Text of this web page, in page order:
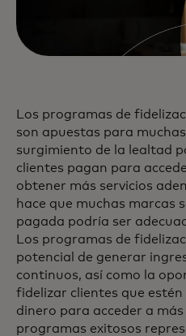
Los programas de
son apuestas para
surgimiento de la lealtad
clientes pagan para
obtener más servicios
hace que muchas marcas
pagada podría ser
Los programas de
potencial de generar
continuos, así como la
fidelizar clientes que
dinero para acceder a
programas exitosos